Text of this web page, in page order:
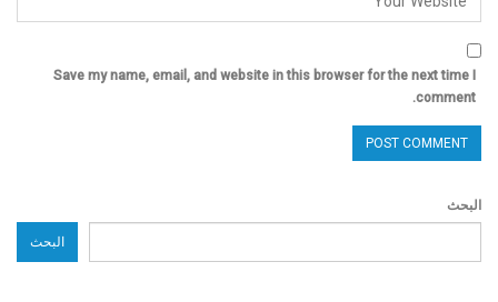
Save my name, email, and website in this browser for the next time I
comment.
البحث
البحث